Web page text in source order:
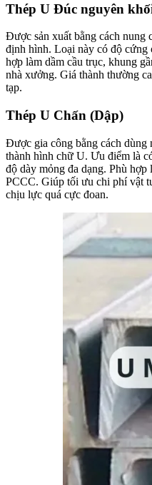
Thép U Đúc nguyên
Được sản xuất bằng cách nung
định hình. Loại này có độ cứng
hợp làm dầm cầu trục, khung
nhà xưởng. Giá thành thường
tạp.
Thép U Chấn (Dập)
Được gia công bằng cách dùng
thành hình chữ U. Ưu điểm là
độ dày mỏng đa dạng. Phù
PCCC. Giúp tối ưu chi phí vật
chịu lực quá cực đoan.